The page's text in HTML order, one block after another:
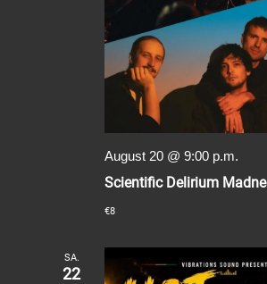
Scientific Delirium
August 20 @ 9:00 p.m.
€8
SA.
22